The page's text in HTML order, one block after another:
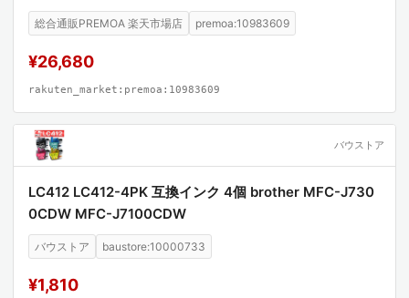
総合通販PREMOA 楽天市場店 premoa:10983609
¥26,680
rakuten_market:premoa:10983609
バウストア
LC412 LC412-4PK 互換インク 4個 brother MFC-J730
0CDW MFC-J7100CDW
バウストア baustore:10000733
¥1,810